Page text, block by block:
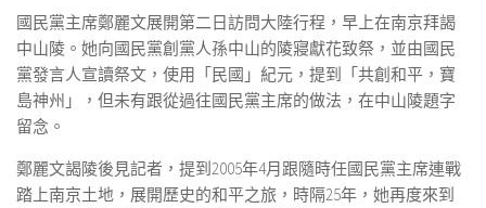
國民黨主席鄭麗文展開第二日訪問大陸行程，早上在南京拜謁
中山陵。她向國民黨創黨人孫中山的陵寢獻花致祭，並由國民
黨發言人宣讀祭文，使用「民國」紀元，提到「共創和平，寶
島神州」，但未有跟從過往國民黨主席的做法，在中山陵題字
留念。
鄭麗文謁陵後見記者，提到2005年4月跟隨時任國民黨主席連戰
踏上南京土地，展開歷史的和平之旅，時隔25年，她再度來到